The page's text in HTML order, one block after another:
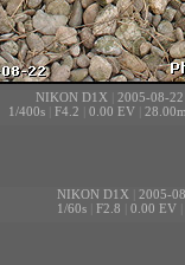
NIKON D1X
2005-08-
1/400s| F4.2 0.00 EV|
NIKON D1X
2005-
1/60s| F2.8 0.00 EV|